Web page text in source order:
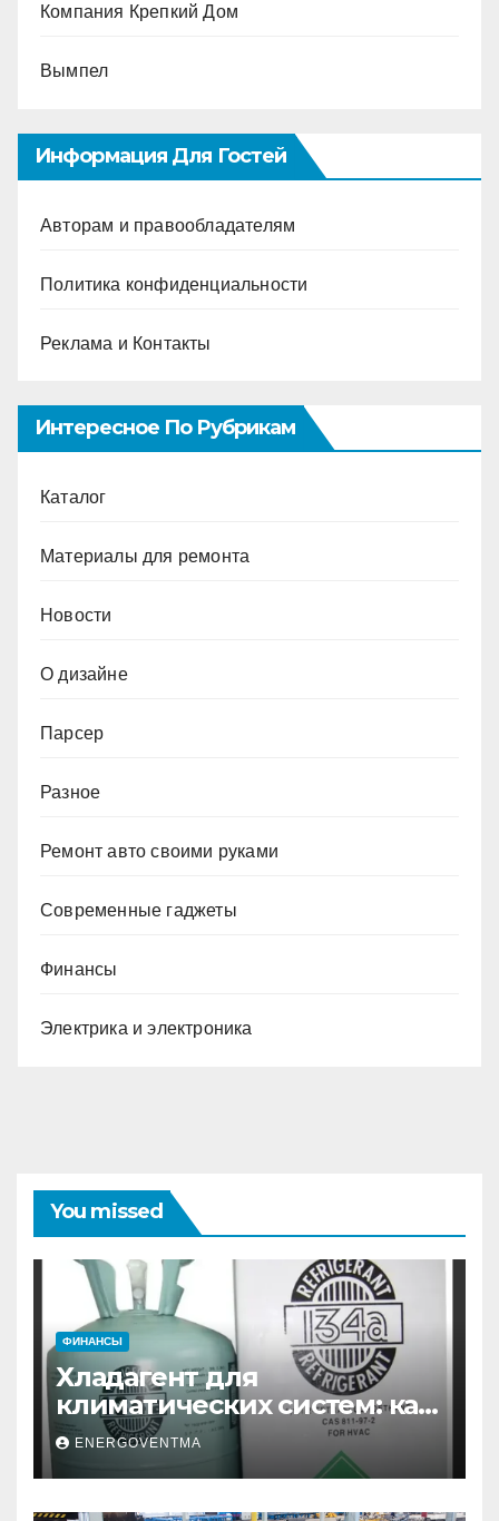
Компания Крепкий Дом
Вымпел
Информация Для Гостей
Авторам и правообладателям
Политика конфиденциальности
Реклама и Контакты
Интересное По Рубрикам
Каталог
Материалы для ремонта
Новости
О дизайне
Парсер
Разное
Ремонт авто своими руками
Современные гаджеты
Финансы
Электрика и электроника
You missed
ФИНАНСЫ
Хладагент для
климатических систем: как
выбрать и купить фреон в
Санкт-Петербурге
ENERGOVENTMA